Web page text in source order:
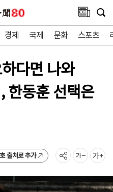
경제 국제 문화 스포츠
다면 나와
동훈 선택은
출처로 추가